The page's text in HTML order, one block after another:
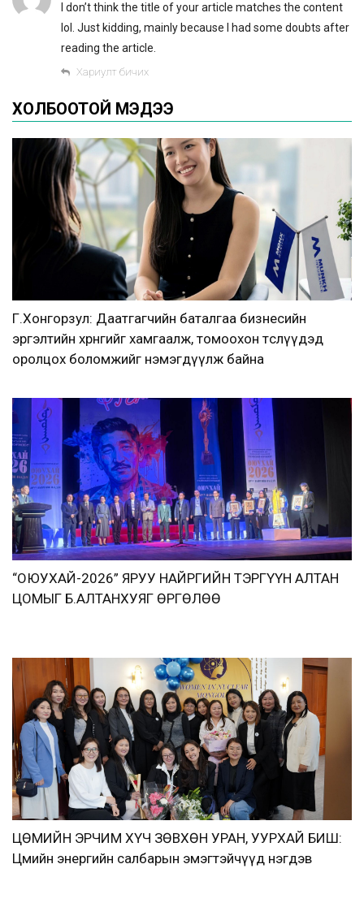
I don’t think the title of your article matches the content
lol. Just kidding, mainly because I had some doubts after
reading the article.
Хариулт бичих
ХОЛБООТОЙ МЭДЭЭ
Г.Хонгорзул: Даатгагчийн баталгаа бизнесийн
эргэлтийн хөрөнгийг хамгаалж, томоохон төслүүдэд
оролцох боломжийг нэмэгдүүлж байна
“ОЮУХАЙ-2026” ЯРУУ НАЙРГИЙН ТЭРГҮҮН АЛТАН
ЦОМЫГ Б.АЛТАНХУЯГ ӨРГӨЛӨӨ
ЦӨМИЙН ЭРЧИМ ХҮЧ ЗӨВХӨН УРАН, УУРХАЙ БИШ:
Цөмийн энергийн салбарын эмэгтэйчүүд нэгдэв